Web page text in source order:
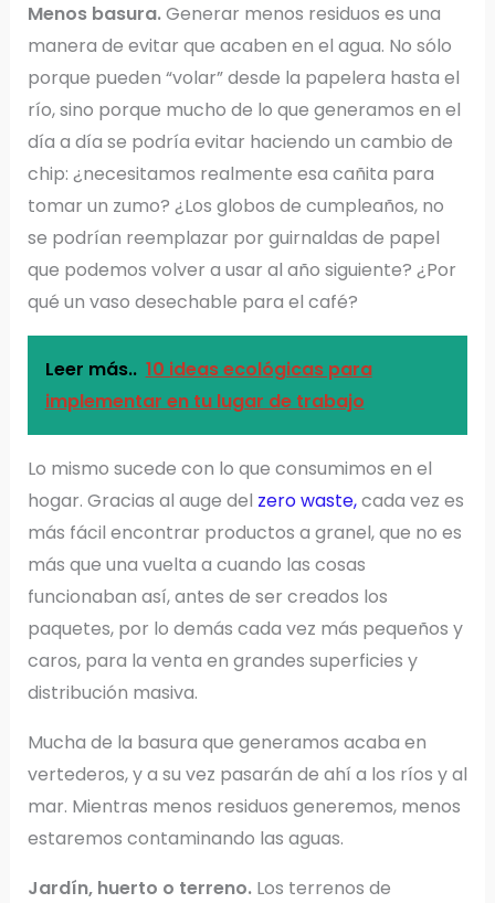
Menos basura.Generar menos residuos es una
manera de evitar que acaben en el agua. No sólo
porque pueden “volar” desde la papelera hasta el
río, sino porque mucho de lo que generamos en el
día a día se podría evitar haciendo un cambio de
chip: ¿necesitamos realmente esa cañita para
tomar un zumo? ¿Los globos de cumpleaños, no
se podrían reemplazar por guirnaldas de papel
que podemos volver a usar al año siguiente? ¿Por
qué un vaso desechable para el café?
Leer más.. 10 ideas ecológicas para
implementar en tu lugar de trabajo
Lo mismo sucede con lo que consumimos en el
hogar. Gracias al auge del zero waste,cada vez es
más fácil encontrar productos a granel, que no es
más que una vuelta a cuando las cosas
funcionaban así, antes de ser creados los
paquetes, por lo demás cada vez más pequeños y
caros, para la venta en grandes superficies y
distribución masiva.
Mucha de la basura que generamos acaba en
vertederos, y a su vez pasarán de ahí a los ríos y al
mar. Mientras menos residuos generemos, menos
estaremos contaminando las aguas.
Jardín, huerto o terreno. Los terrenos de